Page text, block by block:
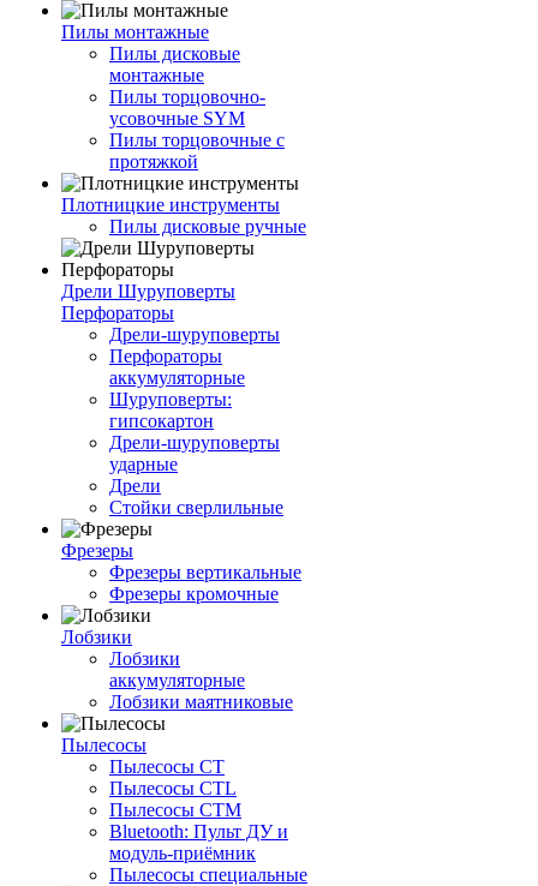
Пилы монтажные
Пилы дисковые
монтажные
Пилы торцовочно-
усовочные SYM
Пилы торцовочные с
протяжкой
Плотницкие инструменты
Пилы дисковые ручные
Дрели Шуруповерты
Перфораторы
Дрели-шуруповерты
Перфораторы
аккумуляторные
Шуруповерты:
гипсокартон
Дрели-шуруповерты
ударные
Дрели
Стойки сверлильные
Фрезеры
Фрезеры вертикальные
Фрезеры кромочные
Лобзики
Лобзики
аккумуляторные
Лобзики маятниковые
Пылесосы
Пылесосы CT
Пылесосы CTL
Пылесосы CTM
Bluetooth: Пульт ДУ и
модуль-приёмник
Пылесосы специальные